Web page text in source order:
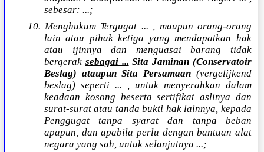
sebesar: ...;
10. Menghukum Tergugat ... , maupun orang-orang
lain atau pihak ketiga yang mendapatkan hak
atau ijinnya dan menguasai barang tidak
bergerak sebagai ... Sita Jaminan (Conservatoir
Beslag) ataupun Sita Persamaan (vergelijkend
beslag) seperti ... , untuk menyerahkan dalam
keadaan kosong beserta sertifikat aslinya dan
surat-surat atau tanda bukti hak lainnya, kepada
Penggugat tanpa syarat dan tanpa beban
apapun, dan apabila perlu dengan bantuan alat
negara yang sah, untuk selanjutnya ...;